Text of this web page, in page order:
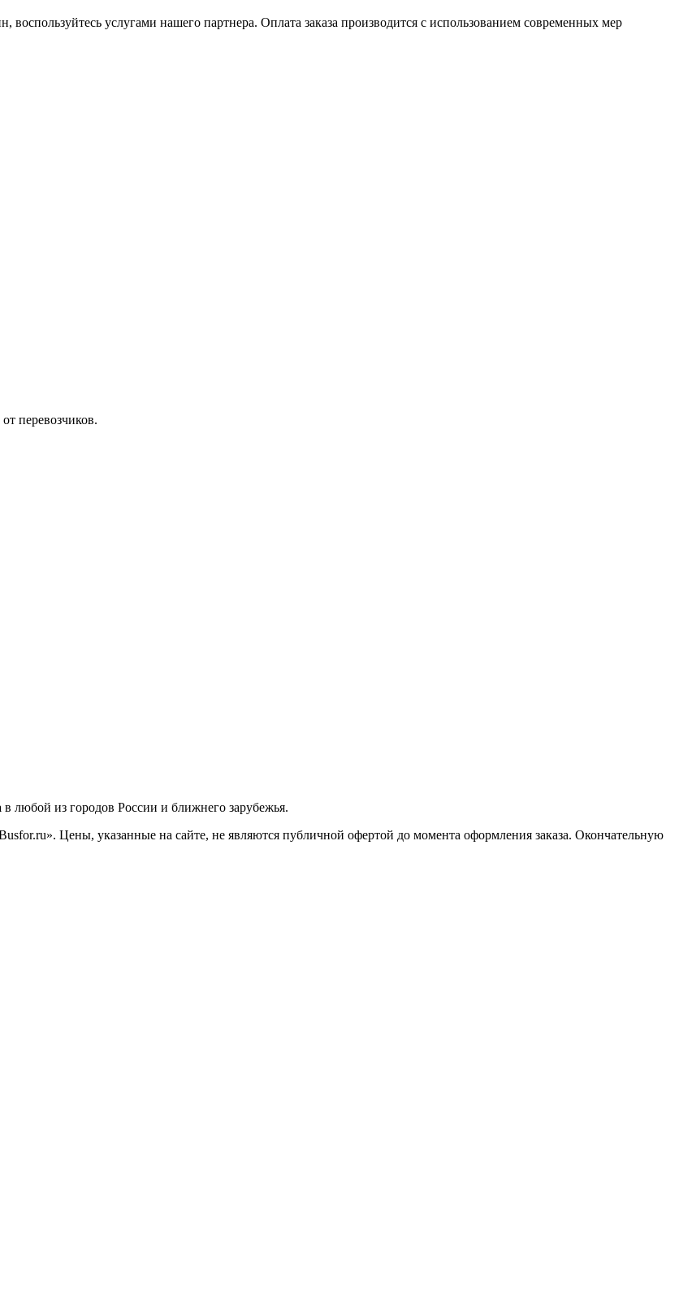
услугами нашего партнера. Оплата заказа производится с использованием современных мер
перевозчиков.
в любой из городов России и ближнего зарубежья.
Цены, указанные на сайте, не являются публичной офертой до момента оформления заказа. Окончательную